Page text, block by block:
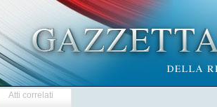
Atti correlati